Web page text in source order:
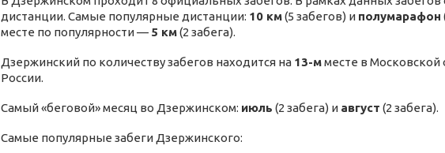
дистанции. Самые популярные дистанции: 10 км(5 забегов) и полумарафон
месте по популярности — 5 км(2 забега).
Дзержинский по количеству забегов находится на 13-мместе в Московской
России.
Самый «беговой» месяц во Дзержинском: июль (2 забега) и август (2 забега).
Самые популярные забеги Дзержинского: